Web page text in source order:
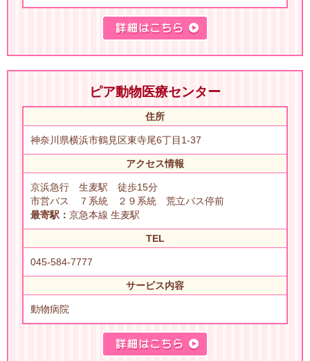
ピア動物医療センター
住所
神奈川県横浜市鶴見区東寺尾6丁目1-37
アクセス情報
京浜急行 生麦駅 徒歩15分
市営バス ７系統 ２９系統 荒立バス停前
最寄駅： 京急本線 生麦駅
TEL
045-584-7777
サービス内容
動物病院